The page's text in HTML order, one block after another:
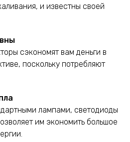
и известны своей
сэкономят вам деньги в
поскольку потребляют
лампами, светодиоды
им экономить большое